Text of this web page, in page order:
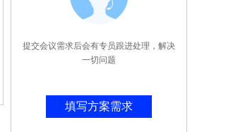
提交会议需求后会有专员跟进处理，解决
一切问题
填写方案需求